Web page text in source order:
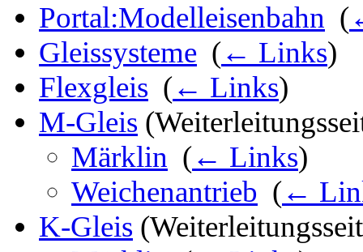
Portal:Modelleisenbahn (
Gleissysteme (← Links)
Flexgleis (← Links)
M-Gleis
Märklin (← Links)
Weichenantrieb (←
K-Gleis